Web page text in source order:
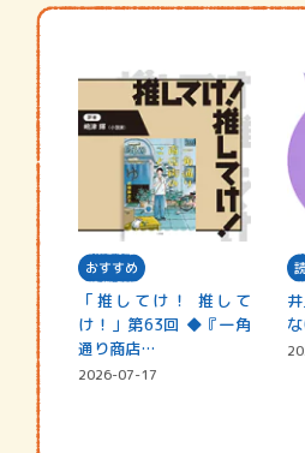
おすすめ
「推してけ！ 推して
け！」第63回 ◆『一角
通り商店…
2026-07-17
な